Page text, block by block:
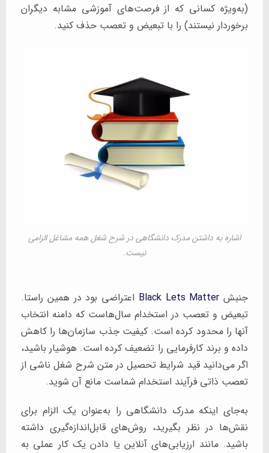
(به‌ویژه کسانی که از فرصت‌های آموزشی مشابه دیگران
برخوردار نیستند) را با تبعیض و تعصب حذف کنید.
اشاره به داشتن مدرک دانشگاهی در شرح شغل همه مشاغل الزامی
نیست.
جنبش Black Lets Matter اعتراضی بود در همین راستا.
تبعیض و تعصب در استخدام سال‌هاست که دامنه انتخاب
آنها را محدود کرده است. کیفیت جذب سازمان‌ها را کاهش
داده و برند کارفرمایی را تضعیف کرده است. هوشیار باشید،
اگر می‌دانید قید شرایط تحصیل در متن شرح شغل ناشی از
تعصب ذاتی فرآیند استخدام شماست مانع آن شوید.
به‌جای اینکه مدرک دانشگاهی را به‌عنوان یک الزام برای
نقش‌ها در نظر بگیرید، روش‌های قابل‌اندازه‌گیری داشته
باشید. مانند ارزیابی‌های آنلاین یا دادن یک کار عملی به